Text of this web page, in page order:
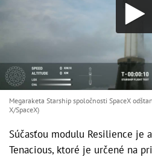
Megaraketa Starship spoločnosti SpaceX
X/SpaceX)
Súčasťou modulu Resilience je
Tenacious, ktoré je určené na